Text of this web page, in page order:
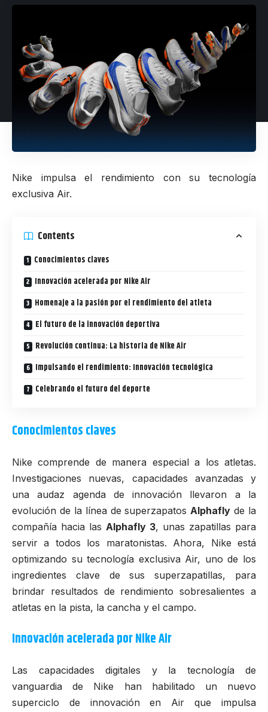
Nike impulsa el rendimiento con su tecnología
exclusiva Air.
Contents
Conocimientos claves
Innovación acelerada por Nike Air
Homenaje a la pasión por el rendimiento del atleta
El futuro de la innovación deportiva
Revolución continua: La historia de Nike Air
Impulsando el rendimiento: Innovación tecnológica
Celebrando el futuro del deporte
Conocimientos claves
Nike comprende de manera especial a los atletas.
Investigaciones nuevas, capacidades avanzadas y
una audaz agenda de innovación llevaron a la
evolución de la línea de superzapatosAlphafly de la
compañía hacia las Alphafly 3, unas zapatillas para
servir a todos los maratonistas. Ahora, Nike está
optimizando su tecnología exclusiva Air, uno de los
ingredientes clave de sus superzapatillas, para
brindar resultados de rendimiento sobresalientes a
atletas en la pista, la cancha y el campo.
Innovación acelerada por Nike Air
Las capacidades digitales y la tecnología de
vanguardia de Nike han habilitado un nuevo
superciclo de innovación en Air que impulsa